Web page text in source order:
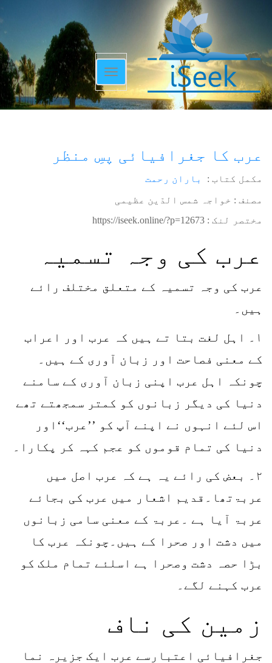
Toggle
navigation
عرب کا جغرافیائی پسِ منظر
مکمل کتاب : باران رحمت
مصنف : خواجہ شمس الدّین عظیمی
مختصر لنک : https://iseek.online/?p=12673
عرب کی وجہ تسمیہ
عرب کی وجہ تسمیہ کے متعلق مختلف رائے
ہیں۔
۱۔ اہل لغت بتا تے ہیں کہ عرب اور اعراب
کے معنی فصاحت اور زبان آوری کے ہیں۔
چونکہ اہل عرب اپنی زبان آوری کے سامنے
دنیا کی دیگر زبانوں کو کمتر سمجھتے تھے
اس لئے انہوں نے اپنے آپ کو ’’عرب‘‘اور
دنیا کی تمام قوموں کو عجم کہہ کر پکارا۔
۲۔ بعض کی رائے یہ ہے کہ عرب اصل میں
عربۃتھا۔قدیم اشعار میں عرب کی بجائے
عربۃ آیا ہے ۔عربۃ کے معنی سامی زبانوں
میں دشت اور صحرا کے ہیں۔چونکہ عرب کا
بڑا حصہ دشت وصحرا ہے اسلئے تمام ملک کو
عرب کہنے لگے۔
زمین کی ناف
جغرافیائی اعتبارسے عرب ایک جزیرہ نما